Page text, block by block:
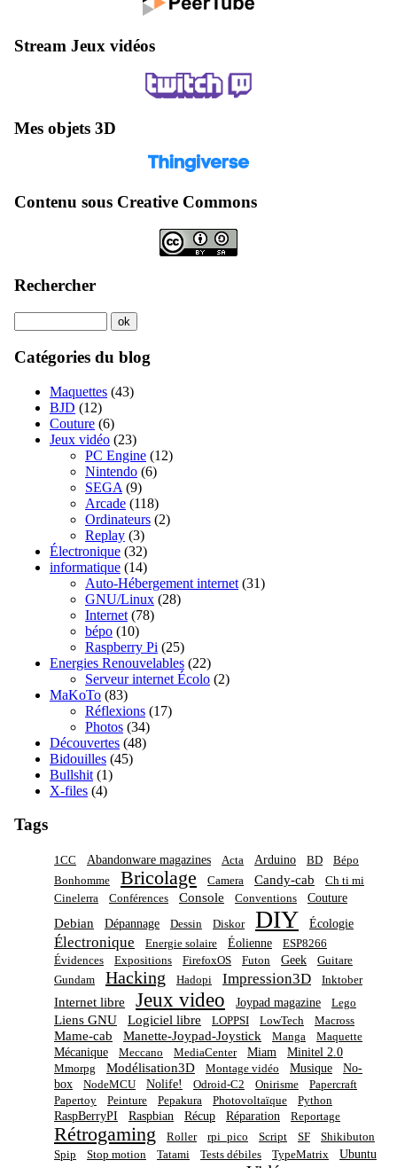
Stream Jeux vidéos
Mes objets 3D
Contenu sous Creative Commons
Rechercher
Catégories du blog
Maquettes (43)
BJD (12)
Couture (6)
Jeux vidéo (23)
PC Engine (12)
Nintendo (6)
SEGA (9)
Arcade (118)
Ordinateurs (2)
Replay (3)
Électronique (32)
informatique (14)
Auto-Hébergement internet (31)
GNU/Linux (28)
Internet (78)
bépo (10)
Raspberry Pi (25)
Energies Renouvelables (22)
Serveur internet Écolo (2)
MaKoTo (83)
Réflexions (17)
Photos (34)
Découvertes (48)
Bidouilles (45)
Bullshit (1)
X-files (4)
Tags
1CC Abandonware magazines Acta Arduino BD
Bépo
Bonhomme
Bricolage Camera Candy-cab
Ch ti mi
Cinelerra
Conférences Console Conventions Couture
Debian Dépannage Dessin Diskor DIY Écologie
Électronique Energie solaire Éolienne
ESP8266
Évidences
Expositions FirefoxOS Futon Geek
Guitare
Gundam
Hacking Hadopi Impression3D Inktober
Internet libre Jeux video Joypad magazine Lego
Liens GNU Logiciel libre LOPPSI LowTech Macross
Mame-cab Manette-Joypad-Joystick Manga Maquette
Mécanique Meccano MediaCenter Miam Minitel 2.0
Mmorpg Modélisation3D Montage vidéo Musique
No-
box
NodeMCU Nolife! Odroid-C2 Onirisme
Papercraft
Papertoy
Peinture Pepakura Photovoltaïque Python
RaspBerryPI Raspbian Récup Réparation Reportage
Rétrogaming Roller rpi_pico Script SF
Shikibuton
Spip
Stop motion Tatami Tests débiles TypeMatrix Ubuntu